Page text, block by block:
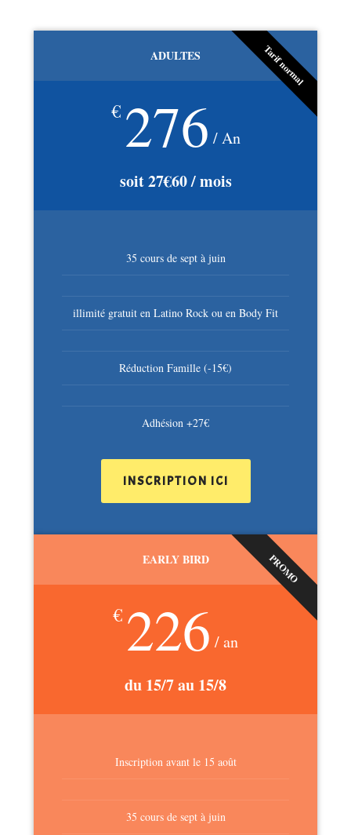
ADULTES Tarif normal
€ 276 / An
soit 27€60 / mois
35 cours de sept à juin
illimité gratuit en Latino Rock ou en Body Fit
Réduction Famille (-15€)
Adhésion +27€
INSCRIPTION ICI
EARLY BIRD PROMO
€ 226 / an
du 15/7 au 15/8
Inscription avant le 15 août
35 cours de sept à juin